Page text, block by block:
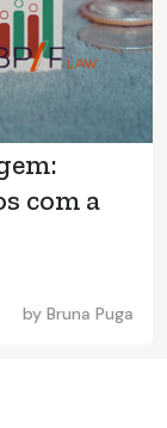
com a
by Bruna Puga